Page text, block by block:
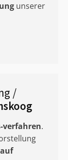
unserer
/
verfahren.